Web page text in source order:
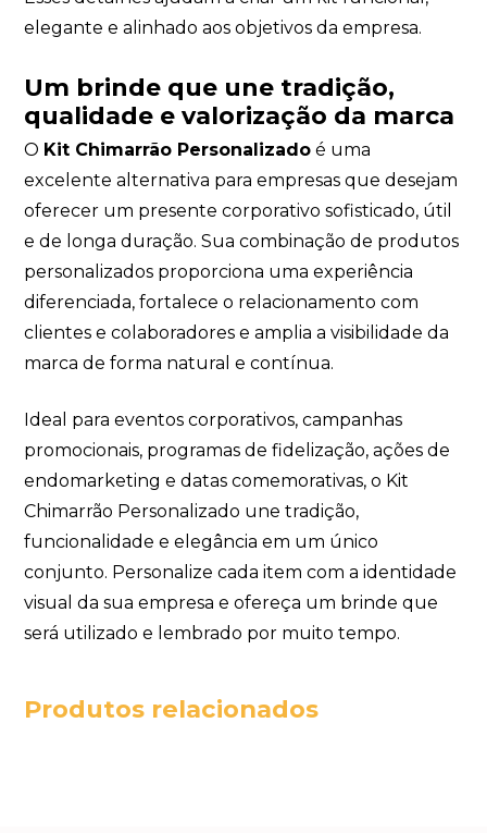
elegante e alinhado aos objetivos da empresa.
Um brinde que une tradição,
qualidade e valorização da marca
O Kit Chimarrão Personalizado é uma
excelente alternativa para empresas que desejam
oferecer um presente corporativo sofisticado, útil
e de longa duração. Sua combinação de produtos
personalizados proporciona uma experiência
diferenciada, fortalece o relacionamento com
clientes e colaboradores e amplia a visibilidade da
marca de forma natural e contínua.
Ideal para eventos corporativos, campanhas
promocionais, programas de fidelização, ações de
endomarketing e datas comemorativas, o Kit
Chimarrão Personalizado une tradição,
funcionalidade e elegância em um único
conjunto. Personalize cada item com a identidade
visual da sua empresa e ofereça um brinde que
será utilizado e lembrado por muito tempo.
Produtos relacionados